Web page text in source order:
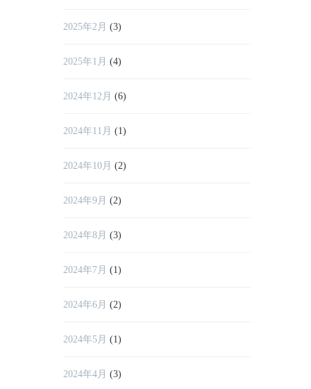
2025年2月 (3)
2025年1月 (4)
2024年12月 (6)
2024年11月 (1)
2024年10月 (2)
2024年9月 (2)
2024年8月 (3)
2024年7月 (1)
2024年6月 (2)
2024年5月 (1)
2024年4月 (3)